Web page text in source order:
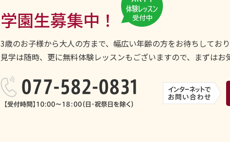
学園生募集中！
3歳のお子様から大人の方まで、幅広い年齢の方をお待ちしており
見学は随時、更に無料体験レッスンもございますので、まずはお